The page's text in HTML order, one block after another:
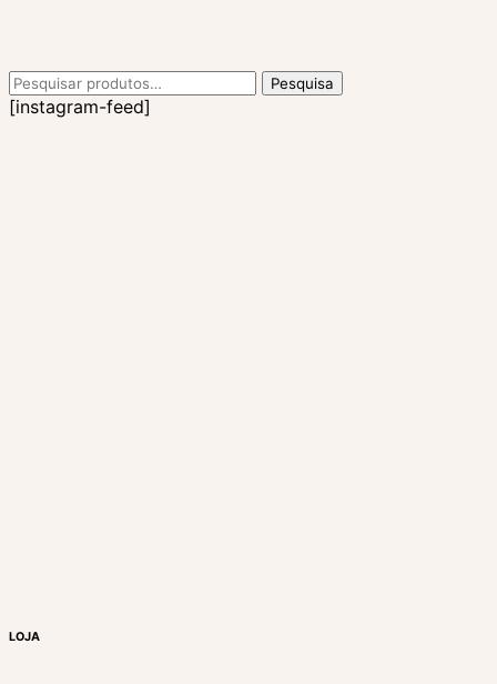
Pesquisar
por:
Pesquisa
[instagram-feed]
LOJA